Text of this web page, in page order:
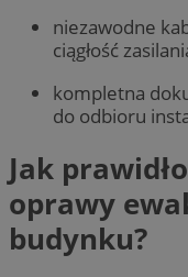
niezawodne
ciągłość
kompletna
do odbioru
Jak
oprawy
budynku?